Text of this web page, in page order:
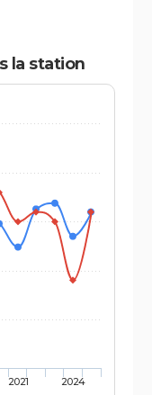
la station
2021 2024